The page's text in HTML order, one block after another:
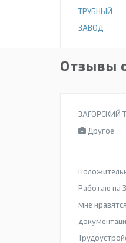
Отзывы
ЗАГОРСКИЙ
Другое
Работаю на
мне